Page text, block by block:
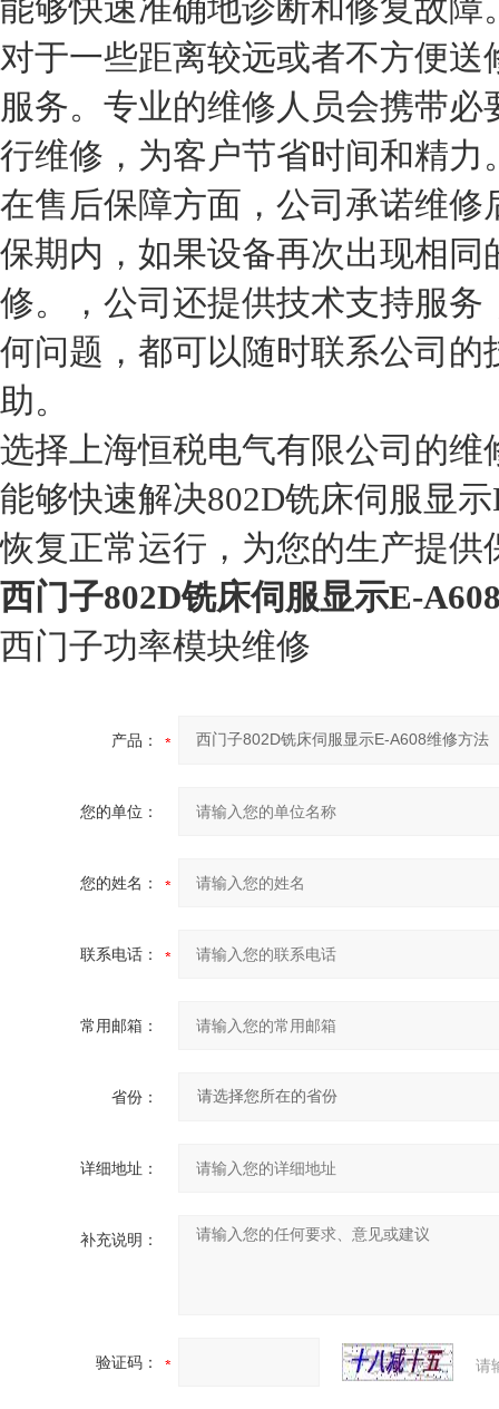
能够快速准确地诊断和修复故障
对于一些距离较远或者不方便
服务。专业的维修人员会携带
行维修，为客户节省时间和精力
在售后保障方面，公司承诺维
保期内，如果设备再次出现相
修。，公司还提供技术支持服
何问题，都可以随时联系公司
助。
选择上海恒税电气有限公司的
能够快速解决802D铣床伺服显
恢复正常运行，为您的生产提供
西门子802D铣床伺服显示E-
西门子功率模块维修
产品：
您的单位：
您的姓名：
联系电话：
常用邮箱：
省份：
详细地址：
补充说明：
验证码： 请